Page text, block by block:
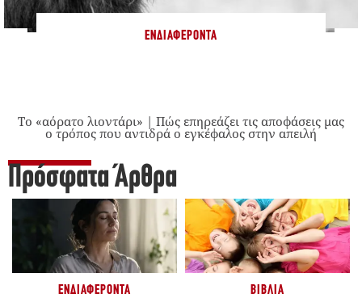
ΕΝΔΙΑΦΈΡΟΝΤΑ
Το «αόρατο λιοντάρι» | Πώς επηρεάζει τις αποφάσεις μας
ο τρόπος που αντιδρά ο εγκέφαλος στην απειλή
Πρόσφατα Άρθρα
ΕΝΔΙΑΦΈΡΟΝΤΑ ΒΙΒΛΊΑ